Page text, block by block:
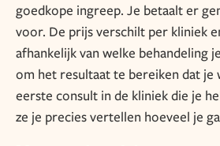
goedkope ingreep. Je betaalt er
voor. De prijs verschilt per kliniek
afhankelijk van welke behandeling
om het resultaat te bereiken dat je
eerste consult in de kliniek die je
ze je precies vertellen hoeveel je